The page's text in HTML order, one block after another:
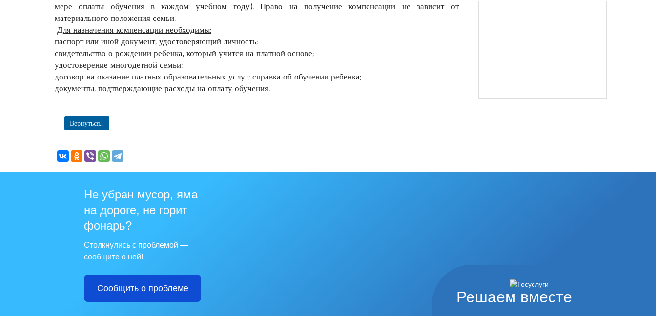
мере оплаты обучения в каждом учебном году). Право на получение компенсации не зависит от
материального положения семьи.
Для назначения компенсации необходимы:
паспорт или иной документ, удостоверяющий личность;
свидетельство о рождении ребенка, который учится на платной основе;
удостоверение многодетной семьи;
договор на оказание платных образовательных услуг; справка об обучении ребенка;
документы, подтверждающие расходы на оплату обучения.
Вернуться...
Решаем вместе
Не убран мусор, яма
на дороге, не горит
фонарь?
Столкнулись с проблемой —
сообщите о ней!
Сообщить о проблеме